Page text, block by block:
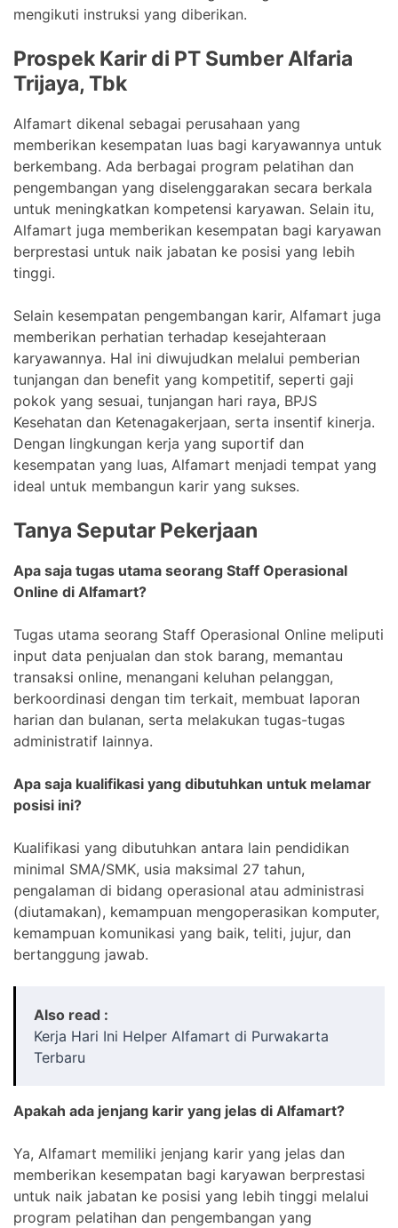
mengikuti instruksi yang diberikan.
Prospek Karir di PT Sumber Alfaria
Trijaya, Tbk
Alfamart dikenal sebagai perusahaan yang
memberikan kesempatan luas bagi karyawannya untuk
berkembang. Ada berbagai program pelatihan dan
pengembangan yang diselenggarakan secara berkala
untuk meningkatkan kompetensi karyawan. Selain itu,
Alfamart juga memberikan kesempatan bagi karyawan
berprestasi untuk naik jabatan ke posisi yang lebih
tinggi.
Selain kesempatan pengembangan karir, Alfamart juga
memberikan perhatian terhadap kesejahteraan
karyawannya. Hal ini diwujudkan melalui pemberian
tunjangan dan benefit yang kompetitif, seperti gaji
pokok yang sesuai, tunjangan hari raya, BPJS
Kesehatan dan Ketenagakerjaan, serta insentif kinerja.
Dengan lingkungan kerja yang suportif dan
kesempatan yang luas, Alfamart menjadi tempat yang
ideal untuk membangun karir yang sukses.
Tanya Seputar Pekerjaan
Apa saja tugas utama seorang Staff Operasional
Online di Alfamart?
Tugas utama seorang Staff Operasional Online meliputi
input data penjualan dan stok barang, memantau
transaksi online, menangani keluhan pelanggan,
berkoordinasi dengan tim terkait, membuat laporan
harian dan bulanan, serta melakukan tugas-tugas
administratif lainnya.
Apa saja kualifikasi yang dibutuhkan untuk melamar
posisi ini?
Kualifikasi yang dibutuhkan antara lain pendidikan
minimal SMA/SMK, usia maksimal 27 tahun,
pengalaman di bidang operasional atau administrasi
(diutamakan), kemampuan mengoperasikan komputer,
kemampuan komunikasi yang baik, teliti, jujur, dan
bertanggung jawab.
Also read :
Kerja Hari Ini Helper Alfamart di Purwakarta
Terbaru
Apakah ada jenjang karir yang jelas di Alfamart?
Ya, Alfamart memiliki jenjang karir yang jelas dan
memberikan kesempatan bagi karyawan berprestasi
untuk naik jabatan ke posisi yang lebih tinggi melalui
program pelatihan dan pengembangan yang